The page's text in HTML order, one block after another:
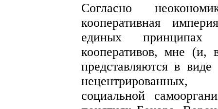
Согласно
кооперативная
единых принципах
кооперативов, мне
представляются в
нецентрированных,
социальной